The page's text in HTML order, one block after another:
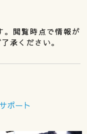
閲覧時点で情報が
承ください。
ポート